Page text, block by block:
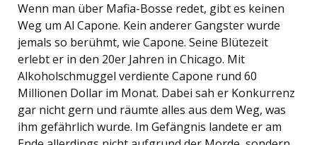
Wenn man über Mafia-Bosse redet, gibt es keinen
Weg um Al Capone. Kein anderer Gangster wurde
jemals so berühmt, wie Capone. Seine Blütezeit
erlebt er in den 20er Jahren in Chicago. Mit
Alkoholschmuggel verdiente Capone rund 60
Millionen Dollar im Monat. Dabei sah er Konkurrenz
gar nicht gern und räumte alles aus dem Weg, was
ihm gefährlich wurde. Im Gefängnis landete er am